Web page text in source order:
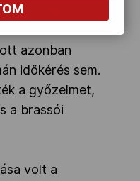
pedig aztán
azonban
időkérés sem.
a győzelmet,
a brassói
volt a